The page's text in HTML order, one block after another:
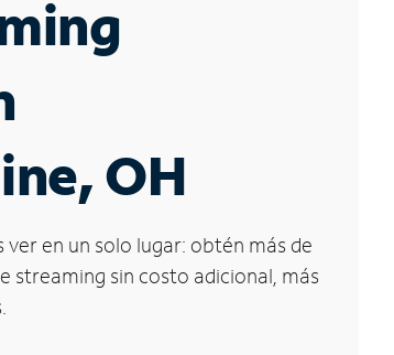
OH
en un solo lugar: obtén más de
streaming sin costo adicional, más